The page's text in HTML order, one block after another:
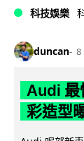
科技娛樂
duncan 8
Audi
彩造型